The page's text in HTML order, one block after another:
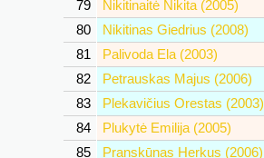
79
Nikitinaitė Nikita (2005)
80
Nikitinas Giedrius (2008)
81
Palivoda Ela (2003)
82
Petrauskas Majus (2006)
83
Plekavičius Orestas (2003)
84
Plukytė Emilija (2005)
85
Pranskūnas Herkus (2006)